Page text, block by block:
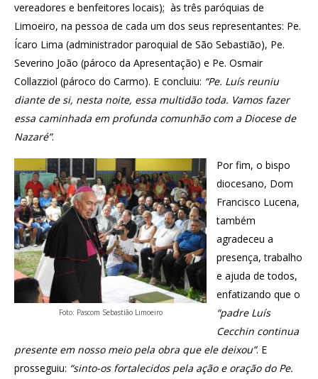
vereadores e benfeitores locais); às três paróquias de
Limoeiro, na pessoa de cada um dos seus representantes: Pe.
Ícaro Lima (administrador paroquial de São Sebastião), Pe.
Severino João (pároco da Apresentação) e Pe. Osmair
Collazziol (pároco do Carmo). E concluiu: “Pe. Luís reuniu
diante de si, nesta noite, essa multidão toda. Vamos fazer
essa caminhada em profunda comunhão com a Diocese de
Nazaré”.
Foto: Pascom Sebastião Limoeiro
Por fim, o bispo
diocesano, Dom
Francisco Lucena,
também
agradeceu a
presença, trabalho
e ajuda de todos,
enfatizando que o
“padre Luís
Cecchin continua
presente em nosso meio pela obra que ele deixou”. E
prosseguiu: “sinto-os fortalecidos pela ação e oração do Pe.